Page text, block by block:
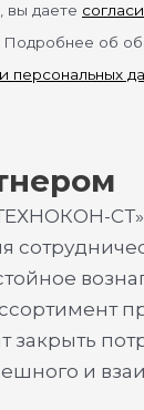
вы даете
. Подробнее об
персональных
СТ»
закрыть
и